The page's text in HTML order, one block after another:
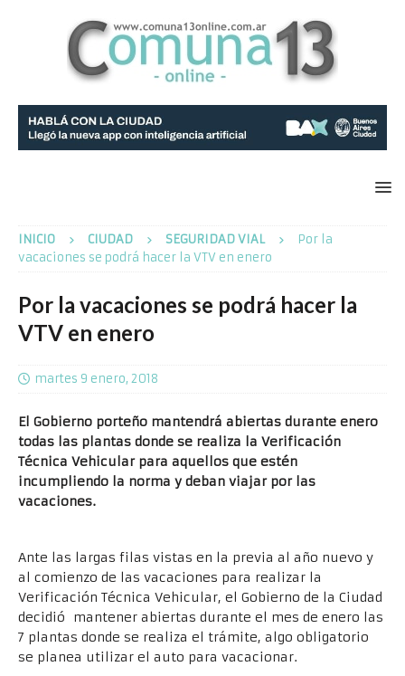
INICIO CIUDAD SEGURIDAD VIAL
Por la
vacaciones se podrá hacer la VTV en enero
Por la vacaciones se podrá hacer la
VTV en enero
martes 9 enero, 2018
El Gobierno porteño mantendrá abiertas durante enero
todas las plantas donde se realiza la Verificación
Técnica Vehicular para aquellos que estén
incumpliendo la norma y deban viajar por las
vacaciones.
Ante las largas filas vistas en la previa al año nuevo y
al comienzo de las vacaciones para realizar la
Verificación Técnica Vehicular, el Gobierno de la Ciudad
decidió mantener abiertas durante el mes de enero las
7 plantas donde se realiza el trámite, algo obligatorio
se planea utilizar el auto para vacacionar.